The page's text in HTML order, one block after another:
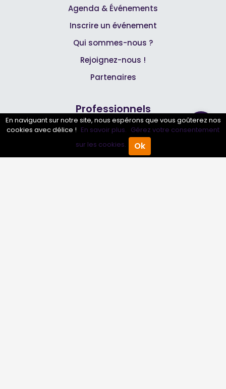
Annuaire Pro Agenda
Agenda & Événements
Inscrire un événement
Qui sommes-nous ?
Rejoignez-nous !
Partenaires
Professionnels
Annuaire pro
Inscrire mon entreprise
En naviguant sur notre site, nous espérons que vous goûterez nos
cookies avec délice ! En savoir plus. Gérez votre consentement
sur les cookies.
Ok